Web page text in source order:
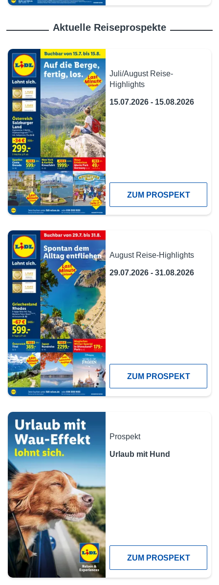
Aktuelle Reiseprospekte
Juli/August Reise-
Highlights
15.07.2026 - 15.08.2026
ZUM PROSPEKT
August Reise-Highlights
29.07.2026 - 31.08.2026
ZUM PROSPEKT
Prospekt
Urlaub mit Hund
ZUM PROSPEKT